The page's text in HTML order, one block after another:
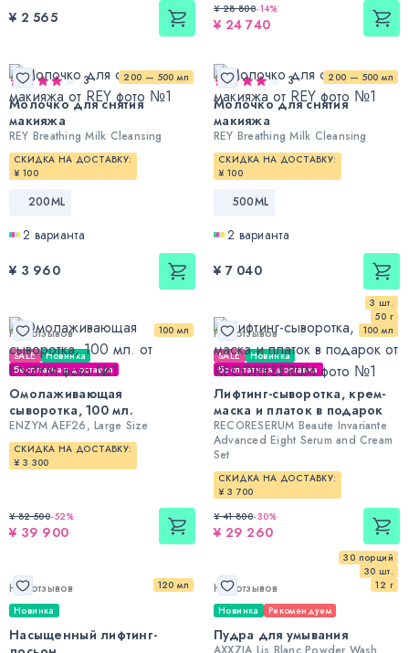
¥ 2 565 ¥ 28 800-14%
¥ 24 740
200 — 500 мл
3
Молочко для снятия
макияжа
REY Breathing Milk Cleansing
СКИДКА НА ДОСТАВКУ:
¥ 100
200ML
2 варианта
¥ 3 960
200 — 500 мл
3
Молочко для снятия
макияжа
REY Breathing Milk Cleansing
СКИДКА НА ДОСТАВКУ:
¥ 100
500ML
2 варианта
¥ 7 040
100 мл
Нет отзывов
SALE
Новинка
Бесплатная доставка
Омолаживающая
сыворотка, 100 мл.
ENZYM AEF26, Large Size
СКИДКА НА ДОСТАВКУ:
¥ 3 300
¥ 82 500-52%
¥ 39 900
3 шт.
50 г
100 мл
Нет отзывов
SALE
Новинка
Бесплатная доставка
Лифтинг-сыворотка, крем-
маска и платок в подарок
RECORESERUM Beaute Invariante
Advanced Eight Serum and Cream
Set
СКИДКА НА ДОСТАВКУ:
¥ 3 700
¥ 41 800-30%
¥ 29 260
120 мл
Нет отзывов
Новинка
Насыщенный лифтинг-
30 порций
30 шт.
12 г
Нет отзывов
Новинка Рекомендуем
Пудра для умывания